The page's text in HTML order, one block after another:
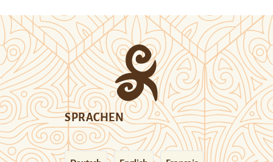
SPRACHEN